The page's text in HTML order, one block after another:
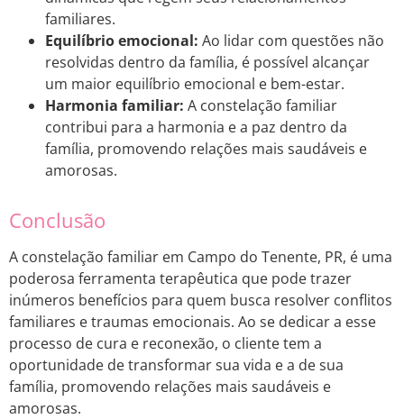
familiares.
Equilíbrio emocional: Ao lidar com questões não
resolvidas dentro da família, é possível alcançar
um maior equilíbrio emocional e bem-estar.
Harmonia familiar: A constelação familiar
contribui para a harmonia e a paz dentro da
família, promovendo relações mais saudáveis e
amorosas.
Conclusão
A constelação familiar em Campo do Tenente, PR, é uma
poderosa ferramenta terapêutica que pode trazer
inúmeros benefícios para quem busca resolver conflitos
familiares e traumas emocionais. Ao se dedicar a esse
processo de cura e reconexão, o cliente tem a
oportunidade de transformar sua vida e a de sua
família, promovendo relações mais saudáveis e
amorosas.